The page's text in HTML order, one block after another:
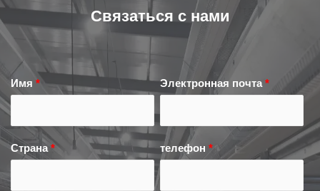
Связаться с нами
Имя * Электронная почта *
Страна* телефон *